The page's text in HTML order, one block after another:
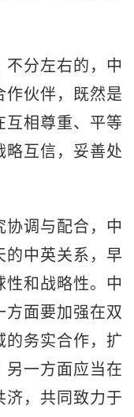
不分左右的，中
作伙伴，既然是
互相尊重、平等
略互信，妥善处
协调与配合，中
的中英关系，早
性和战略性。中
方面要加强在双
的务实合作，扩
另一方面应当在
济，共同致力于